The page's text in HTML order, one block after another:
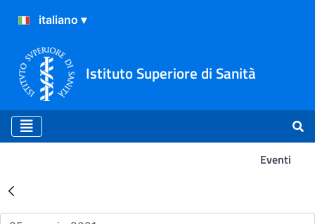
Istituto Superiore di Sanità
Eventi
Risultati della Ricerca -